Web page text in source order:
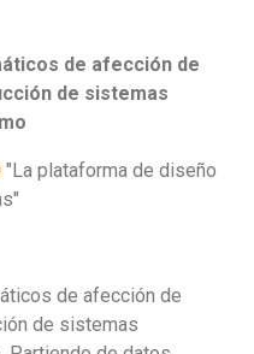
de afección de
de sistemas
"La plataforma de diseño
de afección de
de sistemas